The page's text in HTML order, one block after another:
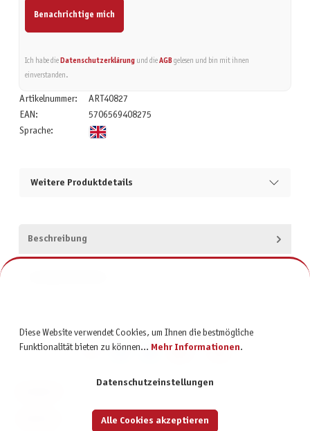
Benachrichtige mich
Ich habe die Datenschutzerklärungund die AGBgelesen und bin mit ihnen
einverstanden.
Artikelnummer:
ART40827
EAN:
5706569408275
Sprache:
Weitere Produktdetails
Beschreibung
Diese Website verwendet Cookies, um Ihnen die bestmögliche
Funktionalität bieten zu können... Mehr Informationen.
Datenschutzeinstellungen
Alle Cookies akzeptieren